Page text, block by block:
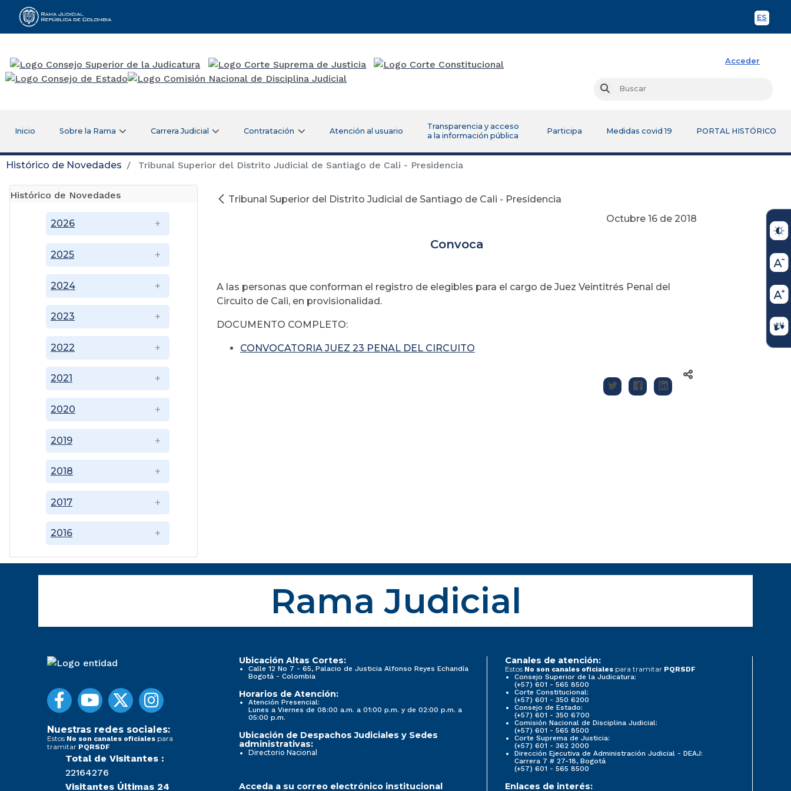
ES
Rama Judicial
Acceder
Buscar
Inicio Sobre la Rama Carrera Judicial Contratación Atención al usuario
Transparencia y acceso
a la información pública
Participa Medidas covid 19 PORTAL HISTÓRICO
Histórico de Novedades Tribunal Superior del Distrito Judicial de Santiago de Cali - Presidencia
Histórico de Novedades
2016
2017
2018
2019
2020
2021
2022
2023
2024
2025
2026
Tribunal Superior del Distrito Judicial de Santiago de Cali - Presidencia
Octubre 16 de 2018
Convoca
A las personas que conforman el registro de elegibles para el cargo de Juez Veintitrés Penal del
Circuito de Cali, en provisionalidad.
DOCUMENTO COMPLETO:
CONVOCATORIA JUEZ 23 PENAL DEL CIRCUITO
Rama Judicial
Nuestras redes sociales:
Estos No son canales oficiales para
tramitar PQRSDF
Total de Visitantes :
22164276
Visitantes Últimas 24
Ubicación Altas Cortes:
Calle 12 No 7 - 65, Palacio de Justicia Alfonso Reyes Echandía
Bogotá - Colombia
Horarios de Atención:
Atención Presencial:
Lunes a Viernes de 08:00 a.m. a 01:00 p.m. y de 02:00 p.m. a
05:00 p.m.
Ubicación de Despachos Judiciales y Sedes
administrativas:
Directorio Nacional
Canales de atención:
Estos No son canales oficiales para tramitar PQRSDF
Consejo Superior de la Judicatura:
(+57) 601 - 565 8500
Corte Constitucional:
(+57) 601 - 350 6200
Consejo de Estado:
(+57) 601 - 350 6700
Comisión Nacional de Disciplina Judicial:
(+57) 601 - 565 8500
Corte Suprema de Justicia:
(+57) 601 - 362 2000
Dirección Ejecutiva de Administración Judicial - DEAJ:
Carrera 7 # 27-18, Bogotá
(+57) 601 - 565 8500
Acceda a su correo electrónico institucional Enlaces de interés: